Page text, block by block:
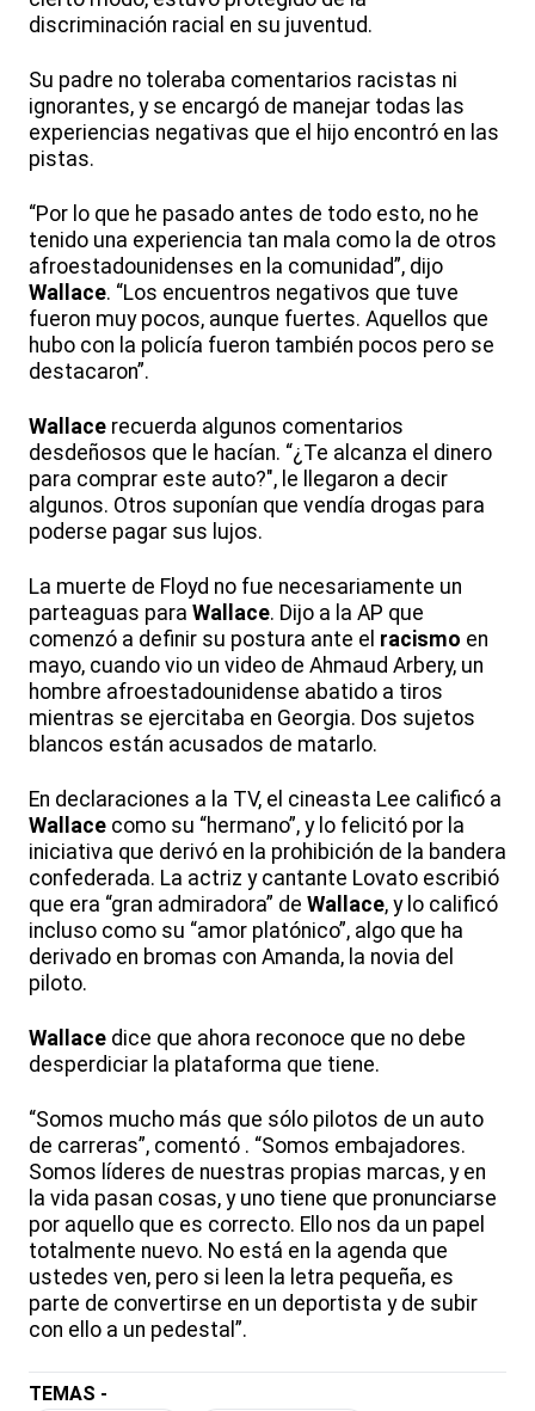
discriminación racial en su juventud.
Su padre no toleraba comentarios racistas ni
ignorantes, y se encargó de manejar todas las
experiencias negativas que el hijo encontró en las
pistas.
“Por lo que he pasado antes de todo esto, no he
tenido una experiencia tan mala como la de otros
afroestadounidenses en la comunidad”, dijo
Wallace. “Los encuentros negativos que tuve
fueron muy pocos, aunque fuertes. Aquellos que
hubo con la policía fueron también pocos pero se
destacaron”.
Wallace recuerda algunos comentarios
desdeñosos que le hacían. “¿Te alcanza el dinero
para comprar este auto?", le llegaron a decir
algunos. Otros suponían que vendía drogas para
poderse pagar sus lujos.
La muerte de Floyd no fue necesariamente un
parteaguas para Wallace. Dijo a la AP que
comenzó a definir su postura ante el racismo en
mayo, cuando vio un video de Ahmaud Arbery, un
hombre afroestadounidense abatido a tiros
mientras se ejercitaba en Georgia. Dos sujetos
blancos están acusados de matarlo.
En declaraciones a la TV, el cineasta Lee calificó a
Wallace como su “hermano”, y lo felicitó por la
iniciativa que derivó en la prohibición de la bandera
confederada. La actriz y cantante Lovato escribió
que era “gran admiradora” de Wallace, y lo calificó
incluso como su “amor platónico”, algo que ha
derivado en bromas con Amanda, la novia del
piloto.
Wallace dice que ahora reconoce que no debe
desperdiciar la plataforma que tiene.
“Somos mucho más que sólo pilotos de un auto
de carreras”, comentó . “Somos embajadores.
Somos líderes de nuestras propias marcas, y en
la vida pasan cosas, y uno tiene que pronunciarse
por aquello que es correcto. Ello nos da un papel
totalmente nuevo. No está en la agenda que
ustedes ven, pero si leen la letra pequeña, es
parte de convertirse en un deportista y de subir
con ello a un pedestal”.
TEMAS -